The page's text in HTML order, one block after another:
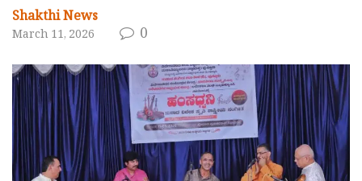
Shakthi News
March 11, 2026 0